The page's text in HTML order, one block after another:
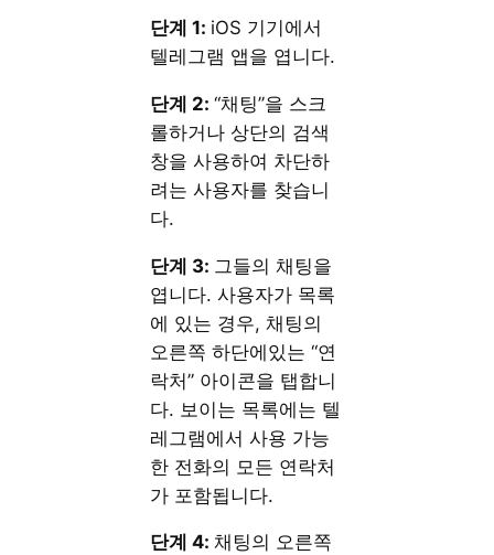
단계 1: iOS 기기에서
텔레그램 앱을 엽니다.
단계 2:“채팅”을 스크
롤하거나 상단의 검색
창을 사용하여 차단하
려는 사용자를 찾습니
다.
단계 3: 그들의 채팅을
엽니다. 사용자가 목록
에 있는 경우, 채팅의
오른쪽 하단에있는 “연
락처” 아이콘을 탭합니
다. 보이는 목록에는 텔
레그램에서 사용 가능
한 전화의 모든 연락처
가 포함됩니다.
단계 4:채팅의 오른쪽